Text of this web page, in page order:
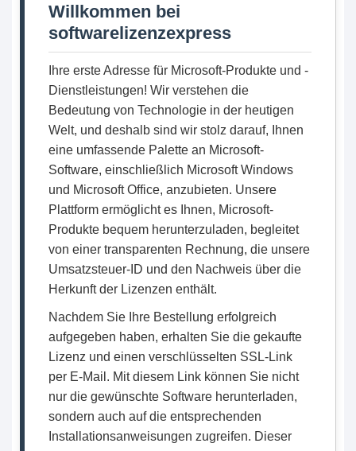
Willkommen bei
softwarelizenzexpress
Ihre erste Adresse für Microsoft-Produkte und -
Dienstleistungen! Wir verstehen die
Bedeutung von Technologie in der heutigen
Welt, und deshalb sind wir stolz darauf, Ihnen
eine umfassende Palette an Microsoft-
Software, einschließlich Microsoft Windows
und Microsoft Office, anzubieten. Unsere
Plattform ermöglicht es Ihnen, Microsoft-
Produkte bequem herunterzuladen, begleitet
von einer transparenten Rechnung, die unsere
Umsatzsteuer-ID und den Nachweis über die
Herkunft der Lizenzen enthält.
Nachdem Sie Ihre Bestellung erfolgreich
aufgegeben haben, erhalten Sie die gekaufte
Lizenz und einen verschlüsselten SSL-Link
per E-Mail. Mit diesem Link können Sie nicht
nur die gewünschte Software herunterladen,
sondern auch auf die entsprechenden
Installationsanweisungen zugreifen. Dieser